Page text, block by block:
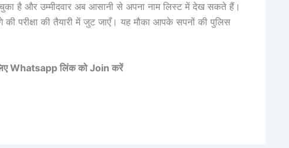
चुका है और उम्मीदवार अब आसानी से अपना नाम लिस्ट में देख सकते हैं।
परीक्षा की तैयारी में जुट जाएँ। यह मौका आपके सपनों की पुलिस
Whatsapp लिंक को Join करें